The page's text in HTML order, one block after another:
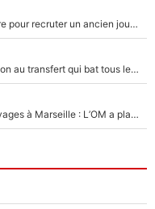
«C’est un très bon choix» : L'OM fait une offre pour recruter un ancien joueur du PSG... et c'est validé dans l'After Foot !
140M€ pour Yan Diomandé : Le PSG a dit non au transfert qui bat tous les records sur le mercato
La crise financière continue de faire des ravages à Marseille : L’OM a placé 12 joueurs sur le marché des transferts… et ça pourrait lui rapporter près de 100M€ !